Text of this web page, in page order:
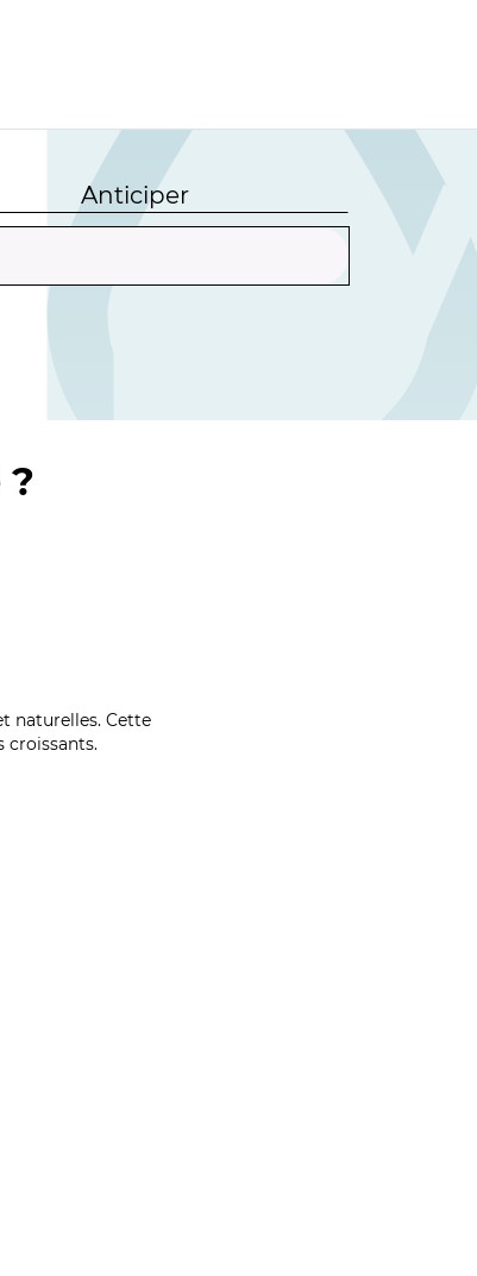
Anticiper
naturelles. Cette
croissants.